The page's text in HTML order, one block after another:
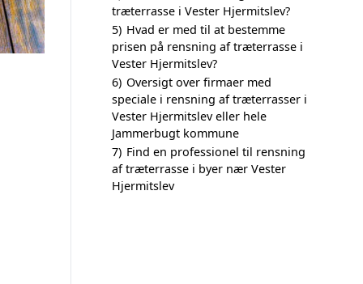
træterrasse i Vester Hjermitslev?
5) Hvad er med til at bestemme
prisen på rensning af træterrasse i
Vester Hjermitslev?
6) Oversigt over firmaer med
speciale i rensning af træterrasser i
Vester Hjermitslev eller hele
Jammerbugt kommune
7) Find en professionel til rensning
af træterrasse i byer nær Vester
Hjermitslev